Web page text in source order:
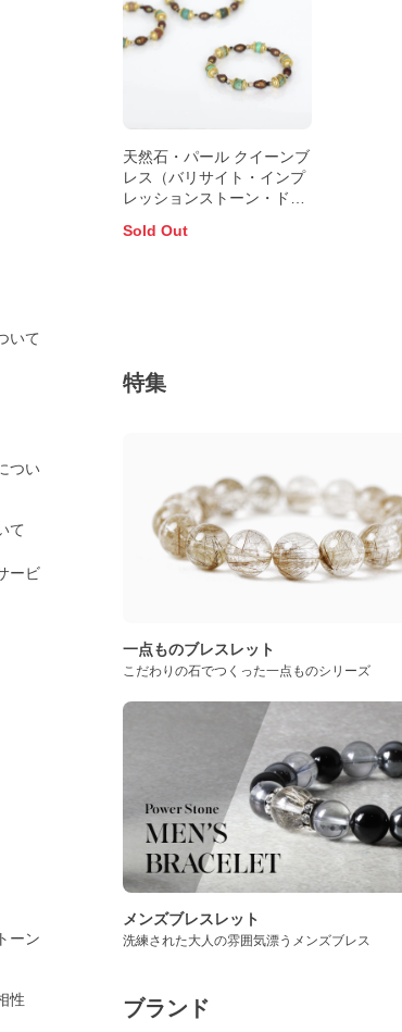
いて
つい
て
ービ
ーン
性
天然石・パール クイーンブ
レス（バリサイト・インプ
レッションストーン・ドラ
Sold Out
特集
一点ものブレスレット
こだわりの石でつくった一点ものシリーズ
メンズブレスレット
洗練された大人の雰囲気漂うメンズブレス
ブランド